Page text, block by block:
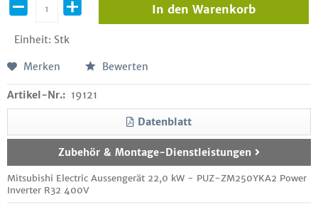
Einheit: Stk
In den Warenkorb
Merken Bewerten
Artikel-Nr.: 19121
Datenblatt
Zubehör & Montage-Dienstleistungen
Mitsubishi Electric Aussengerät 22,0 kW - PUZ-ZM250YKA2 Power
Inverter R32 400V